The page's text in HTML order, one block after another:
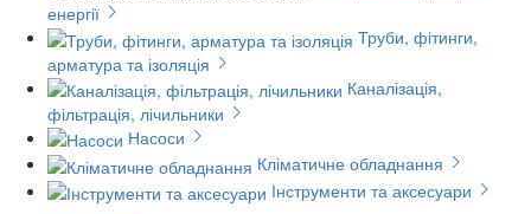
енергії
Труби, фітинги,
арматура та ізоляція
Каналізація,
фільтрація, лічильники
Насоси
Кліматичне обладнання
Інструменти та аксесуари